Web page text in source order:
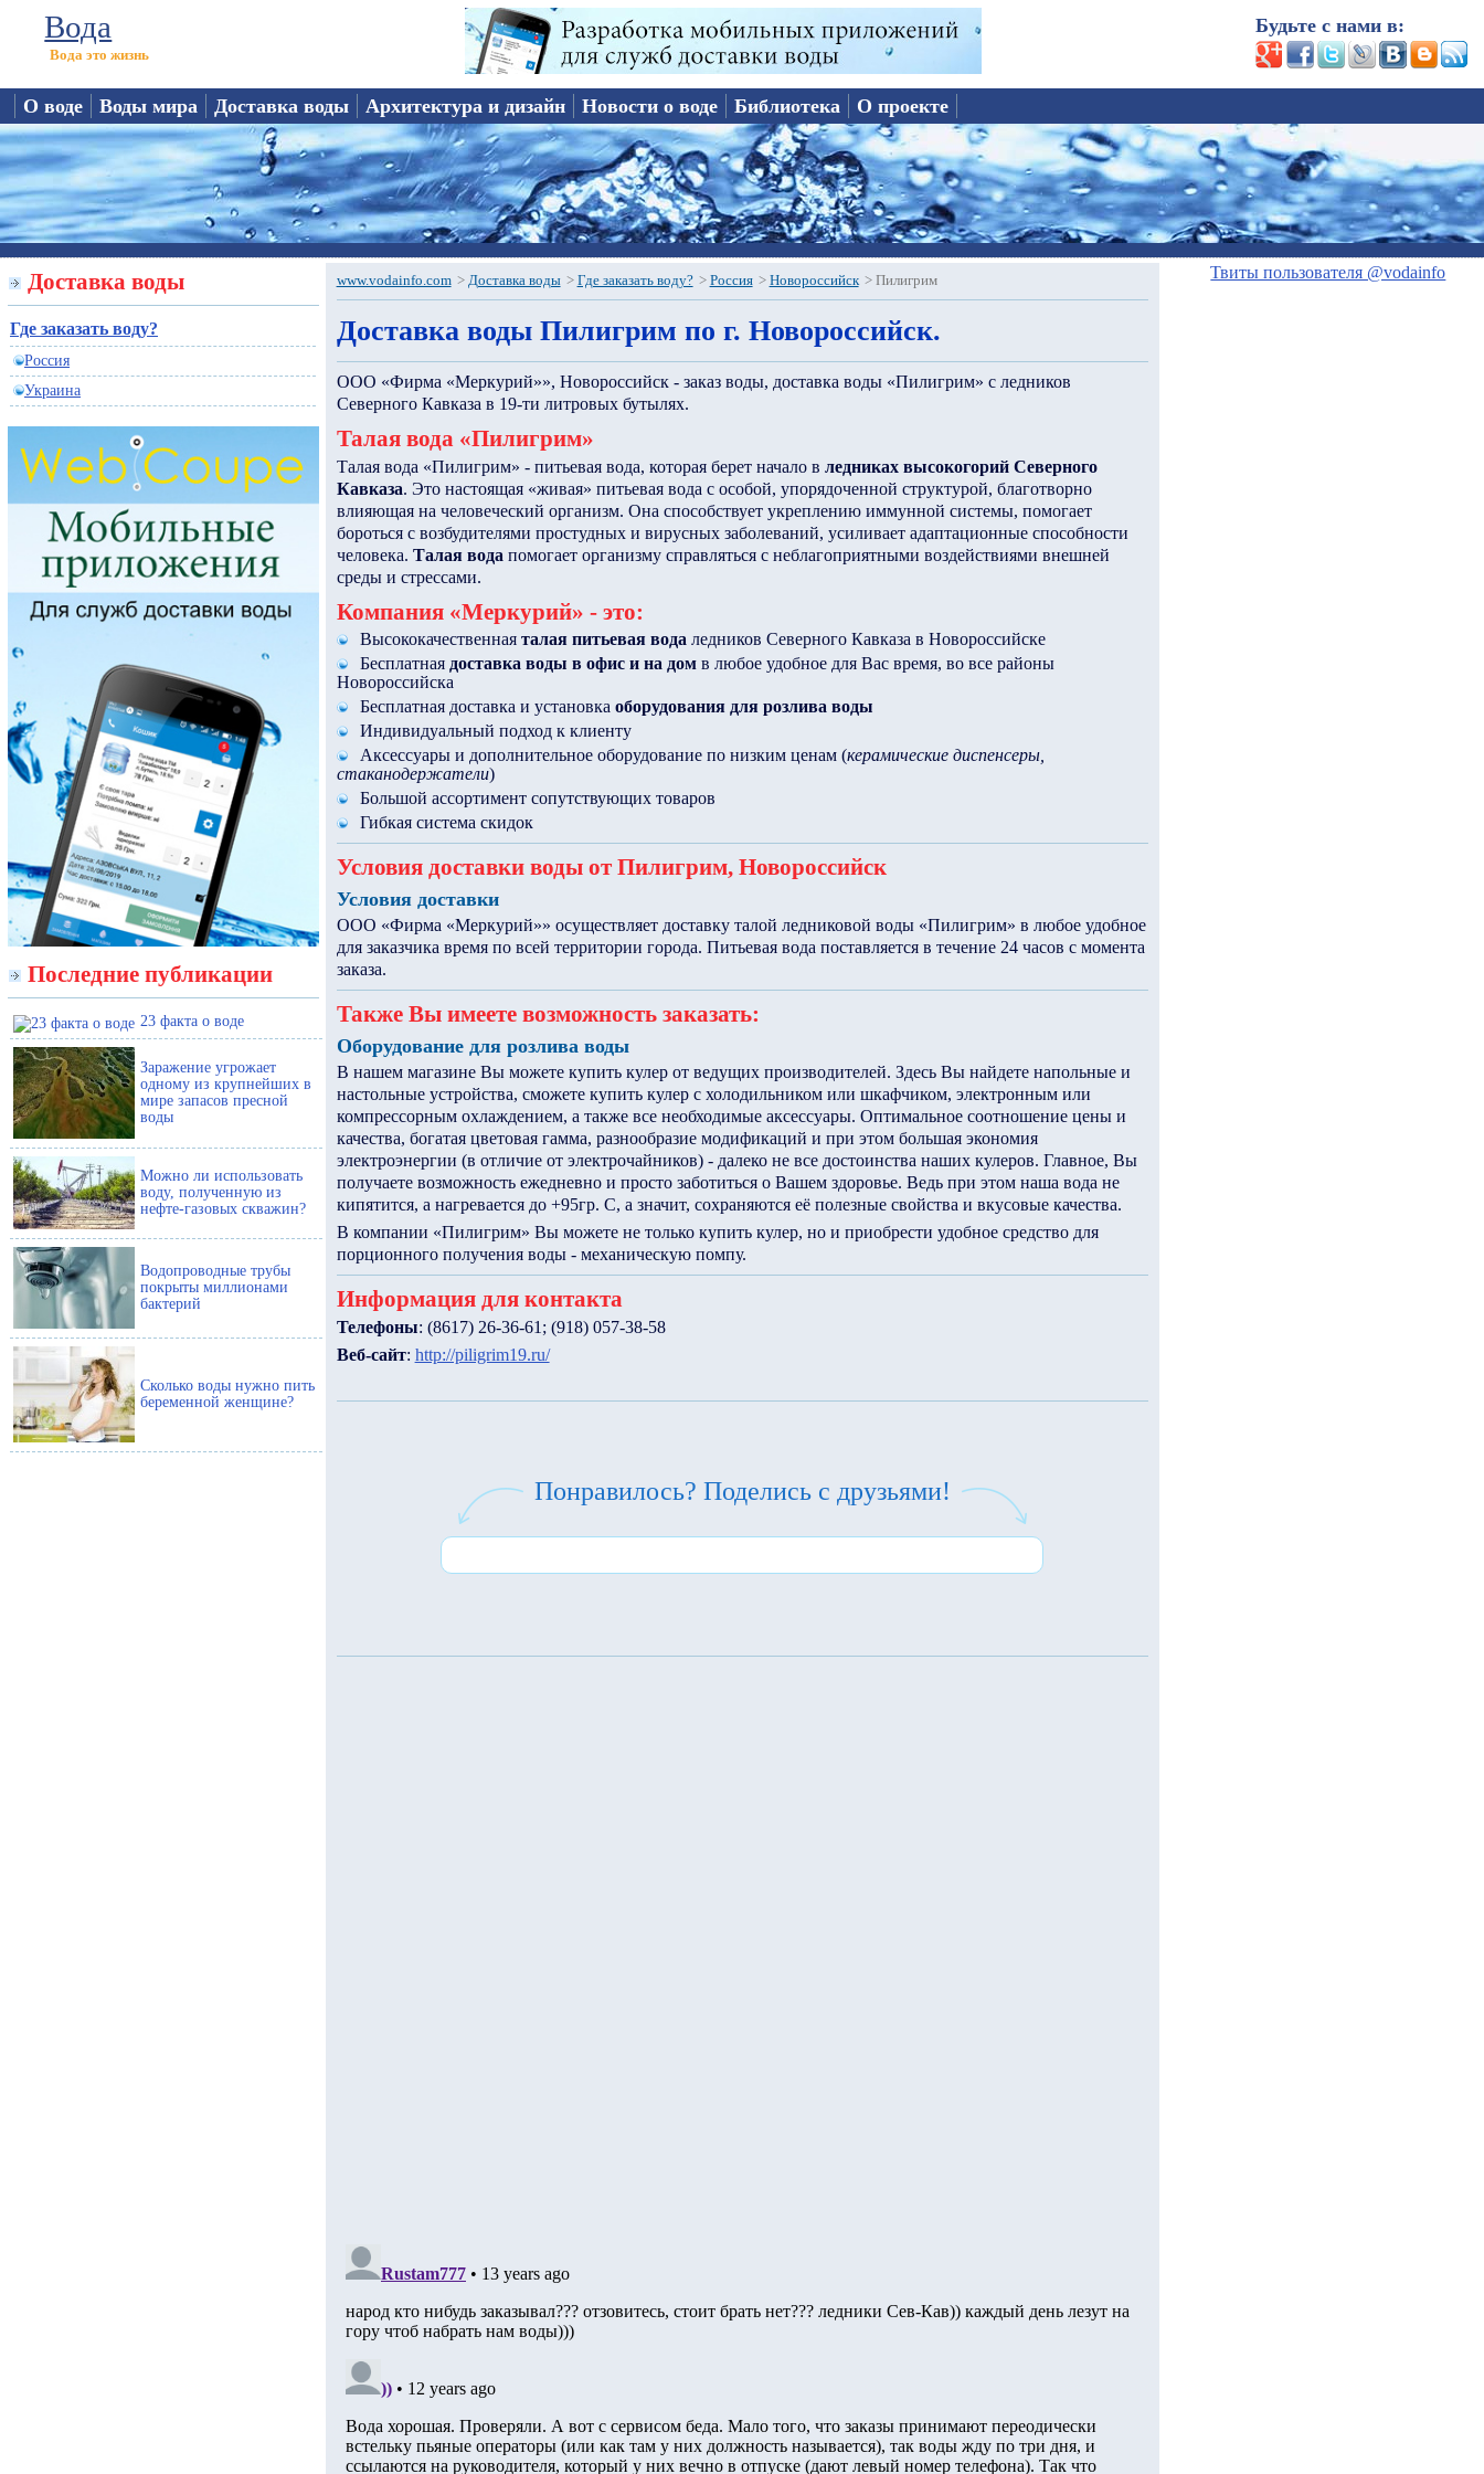
Вода
Вода это жизнь
Будьте с нами в:
О воде Воды мира Доставка воды Архитектура и дизайн Новости о воде Библиотека О проекте
Доставка воды
Где заказать воду?
Россия
Украина
Последние публикации
23 факта о воде
Заражение угрожает
одному из крупнейших в
мире запасов пресной
воды
Можно ли использовать
воду, полученную из
нефте-газовых скважин?
Водопроводные трубы
покрыты миллионами
бактерий
Сколько воды нужно пить
беременной женщине?
www.vodainfo.com > Доставка воды > Где заказать воду? > Россия > Новороссийск > Пилигрим
Доставка воды Пилигрим по г. Новороссийск.
ООО «Фирма «Меркурий»», Новороссийск - заказ воды, доставка воды «Пилигрим» с ледников
Северного Кавказа в 19-ти литровых бутылях.
Талая вода «Пилигрим»
Талая вода «Пилигрим» - питьевая вода, которая берет начало в ледниках высокогорий Северного
Кавказа. Это настоящая «живая» питьевая вода с особой, упорядоченной структурой, благотворно
влияющая на человеческий организм. Она способствует укреплению иммунной системы, помогает
бороться с возбудителями простудных и вирусных заболеваний, усиливает адаптационные способности
человека. Талая вода помогает организму справляться с неблагоприятными воздействиями внешней
среды и стрессами.
Компания «Меркурий» - это:
Высококачественная талая питьевая вода ледников Северного Кавказа в Новороссийске
Бесплатная доставка воды в офис и на домв любое удобное для Вас время, во все районы
Новороссийска
Бесплатная доставка и установка оборудования для розлива воды
Индивидуальный подход к клиенту
Аксессуары и дополнительное оборудование по низким ценам (керамические диспенсеры,
стаканодержатели)
Большой ассортимент сопутствующих товаров
Гибкая система скидок
Условия доставки воды от Пилигрим, Новороссийск
Условия доставки
ООО «Фирма «Меркурий»» осуществляет доставку талой ледниковой воды «Пилигрим» в любое удобное
для заказчика время по всей территории города. Питьевая вода поставляется в течение 24 часов с момента
заказа.
Также Вы имеете возможность заказать:
Оборудование для розлива воды
В нашем магазине Вы можете купить кулер от ведущих производителей. Здесь Вы найдете напольные и
настольные устройства, сможете купить кулер с холодильником или шкафчиком, электронным или
компрессорным охлаждением, а также все необходимые аксессуары. Оптимальное соотношение цены и
качества, богатая цветовая гамма, разнообразие модификаций и при этом большая экономия
электроэнергии (в отличие от электрочайников) - далеко не все достоинства наших кулеров. Главное, Вы
получаете возможность ежедневно и просто заботиться о Вашем здоровье. Ведь при этом наша вода не
кипятится, а нагревается до +95гр. С, а значит, сохраняются её полезные свойства и вкусовые качества.
В компании «Пилигрим» Вы можете не только купить кулер, но и приобрести удобное средство для
порционного получения воды - механическую помпу.
Информация для контакта
Телефоны: (8617) 26-36-61; (918) 057-38-58
Веб-сайт: http://piligrim19.ru/
Понравилось? Поделись с друзьями!
Твиты пользователя @vodainfo